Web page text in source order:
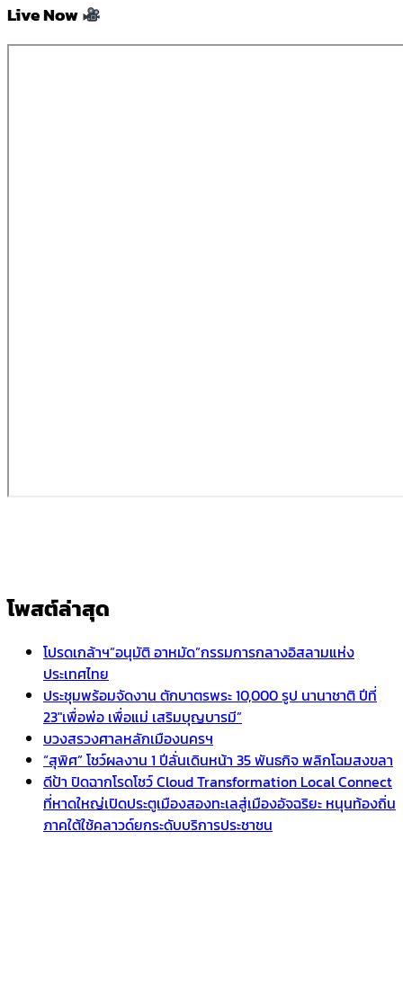
Live Now
โพสต์ล่าสุด
โปรดเกล้าฯ”อนุมัติ อาหมัด”กรรมการกลางอิสลามแห่ง
ประเทศไทย
ประชุมพร้อมจัดงาน ตักบาตรพระ 10,000 รูป นานาชาติ ปีที่
23″เพื่อพ่อ เพื่อแม่ เสริมบุญบารมี”
บวงสรวงศาลหลักเมืองนครฯ
“สุพิศ” โชว์ผลงาน 1 ปีลั่นเดินหน้า 35 พันธกิจ พลิกโฉมสงขลา
ดีป้า ปิดฉากโรดโชว์ Cloud Transformation Local Connect
ที่หาดใหญ่เปิดประตูเมืองสองทะเลสู่เมืองอัจฉริยะ หนุนท้องถิ่น
ภาคใต้ใช้คลาวด์ยกระดับบริการประชาชน